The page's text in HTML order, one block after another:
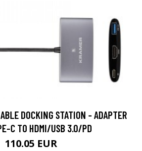
DOCKING STATION - ADAPTER
C TO HDMI/USB 3.0/PD
110.05 EUR